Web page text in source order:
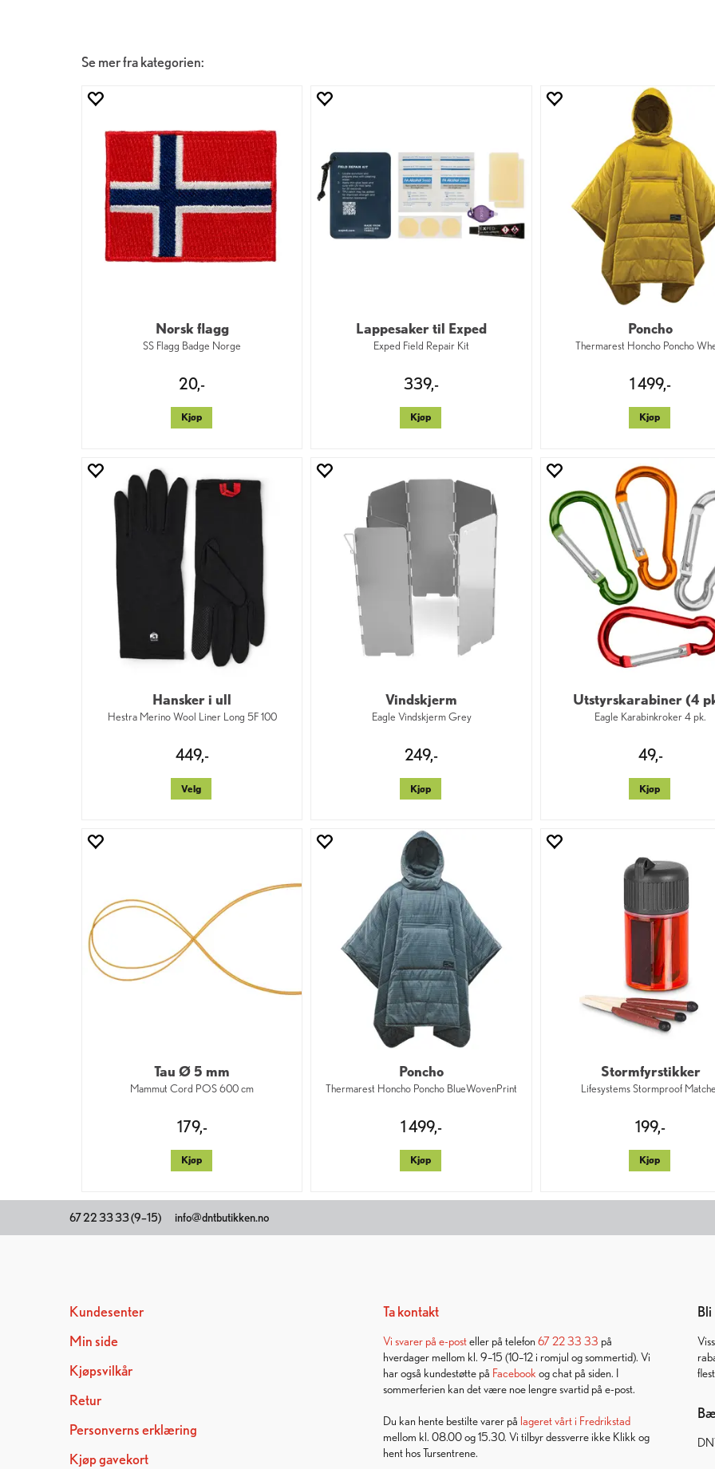
Se mer fra kategorien:
Norsk flagg
SS Flagg Badge Norge
20,-
Kjøp
Lappesaker til Exped
Exped Field Repair Kit
339,-
Kjøp
Poncho
Thermarest Honcho Poncho
1 499,-
Kjøp
Hansker i ull
Hestra Merino Wool Liner Long 5F 100
449,-
Velg
Vindskjerm
Eagle Vindskjerm Grey
249,-
Kjøp
Utstyrskarabiner (4
Eagle Karabinkroker 4 pk.
49,-
Kjøp
Tau Ø 5 mm
Mammut Cord POS 600 cm
179,-
Kjøp
Poncho
Thermarest Honcho Poncho BlueWovenPrint
1 499,-
Kjøp
Stormfyrstikker
Lifesystems Stormproof
199,-
Kjøp
67 22 33 33 (9–15) info@dntbutikken.no
Kundesenter
Min side
Kjøpsvilkår
Retur
Personverns erklæring
Kjøp gavekort
Ta kontakt
Vi svarer påe-posteller på telefon67 22 33 33 på
hverdager mellom kl. 9–15 (10–12 i romjul og sommertid). Vi
har også kundestøtte på Facebook og chat på siden. I
sommerferien kan det være noe lengre svartid på e-post.
Du kan hente bestilte varer på lageret vårt i Fredrikstad
mellom kl. 08.00 og 15.30. Vi tilbyr dessverre ikke Klikk og
hent hos Tursentrene.
Bli